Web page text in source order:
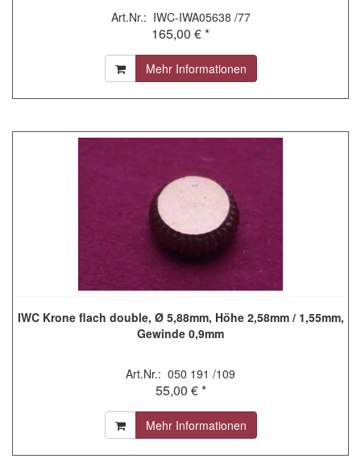
Art.Nr.: IWC-IWA05638 /77
165,00 € *
Mehr Informationen
IWC Krone flach double, Ø 5,88mm, Höhe 2,58mm / 1,55mm,
Gewinde 0,9mm
Art.Nr.: 050 191 /109
55,00 € *
Mehr Informationen